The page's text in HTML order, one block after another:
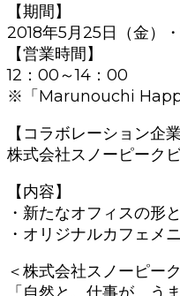
【期間】
2018年5月25日（金）
【営業時間】
12：00～14：00
※「Marunouchi Happ.
【コラボレーション企業
株式会社スノーピーク
【内容】
・新たなオフィスの形
・オリジナルカフェメ
＜株式会社スノーピー